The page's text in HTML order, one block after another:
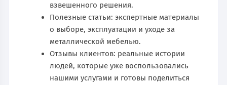
взвешенного решения.
Полезные статьи: экспертные материалы
о выборе, эксплуатации и уходе за
металлической мебелью.
Отзывы клиентов: реальные истории
людей, которые уже воспользовались
нашими услугами и готовы поделиться